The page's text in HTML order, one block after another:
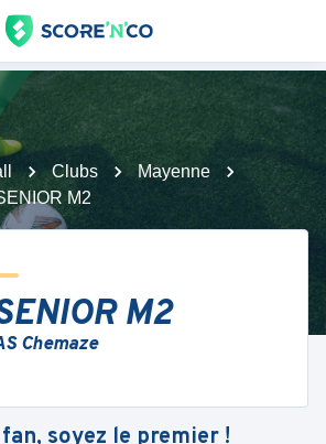
Clubs
Mayenne
M2
M2
Chemaze
soyez le premier !